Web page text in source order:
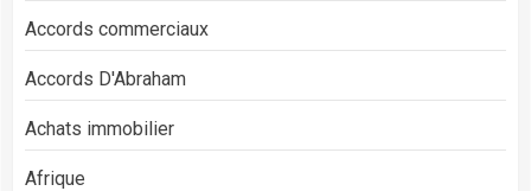
Accords commerciaux
Accords D'Abraham
Achats immobilier
Afrique